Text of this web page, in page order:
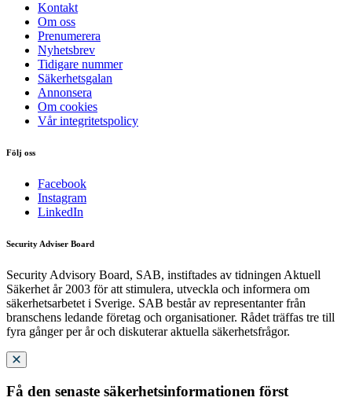
Kontakt
Om oss
Prenumerera
Nyhetsbrev
Tidigare nummer
Säkerhetsgalan
Annonsera
Om cookies
Vår integritetspolicy
Följ oss
Facebook
Instagram
LinkedIn
Security Adviser Board
Security Advisory Board, SAB, instiftades av tidningen Aktuell
Säkerhet år 2003 för att stimulera, utveckla och informera om
säkerhetsarbetet i Sverige. SAB består av representanter från
branschens ledande företag och organisationer. Rådet träffas tre till
fyra gånger per år och diskuterar aktuella säkerhetsfrågor.
Få den senaste säkerhetsinformationen först